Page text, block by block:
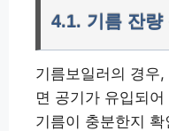
4.1. 기름 잔량
기름보일러의 경우
면 공기가 유입되
기름이 충분한지